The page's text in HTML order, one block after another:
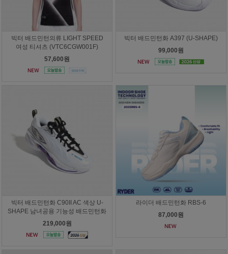
빅터 배드민턴의류 LIGHT SPEED
여성 티셔츠 (VTC6CGW001F)
57,600원
빅터 배드민턴화 A397 (U-SHAPE)
99,000원
빅터 배드민턴화 C90II AC 색상 U-
SHAPE 남녀공용 기능성 배드민턴화
219,000원
라이더 배드민턴화 RBS-6
87,000원